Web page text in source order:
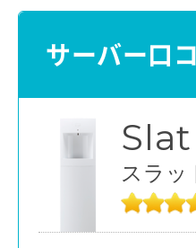
サーバー口
Slat
スラッ